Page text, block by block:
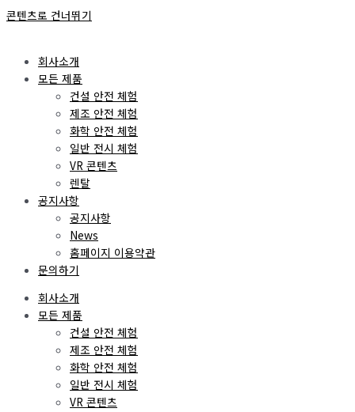
콘텐츠로 건너뛰기
회사소개
모든 제품
건설 안전 체험
제조 안전 체험
화학 안전 체험
일반 전시 체험
VR 콘텐츠
렌탈
공지사항
공지사항
News
홈페이지 이용약관
문의하기
회사소개
모든 제품
건설 안전 체험
제조 안전 체험
화학 안전 체험
일반 전시 체험
VR 콘텐츠